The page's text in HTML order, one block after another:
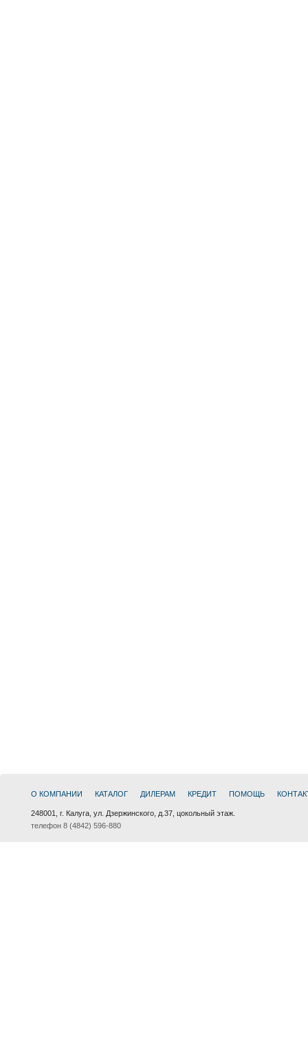
О КОМПАНИИ КАТАЛОГ ДИЛЕРАМ КРЕДИТ ПОМОЩЬ
248001, г. Калуга, ул. Дзержинского, д.37, цокольный этаж.
телефон 8 (4842) 596-880